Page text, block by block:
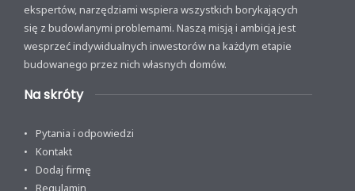
ekspertów, narzędziami wspiera wszystkich borykających
się z budowlanymi problemami. Naszą misją i ambicją jest
wesprzeć indywidualnych inwestorów na każdym etapie
budowanego przez nich własnych domów.
Na skróty
Pytania i odpowiedzi
Kontakt
Dodaj firmę
Regulamin